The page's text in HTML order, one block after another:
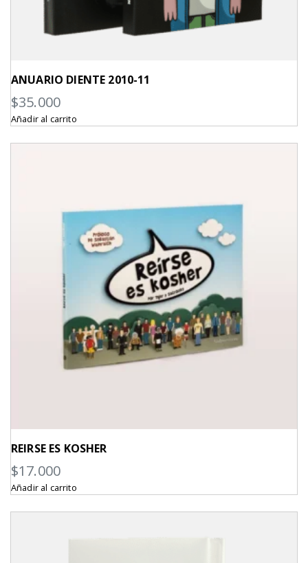
ANUARIO DIENTE 2010-11
$35.000
Añadir al carrito
REIRSE ES KOSHER
$17.000
Añadir al carrito